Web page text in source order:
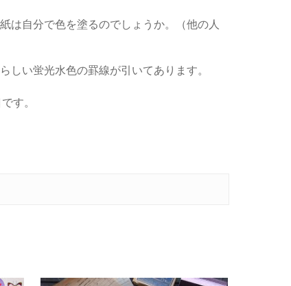
は自分で色を塗るのでしょうか。（他の人
しい蛍光水色の罫線が引いてあります。
す。